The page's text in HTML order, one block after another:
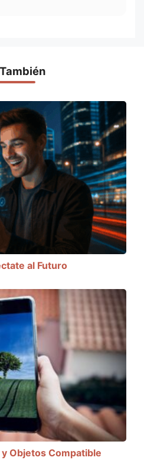
al Futuro
Objetos Compatible